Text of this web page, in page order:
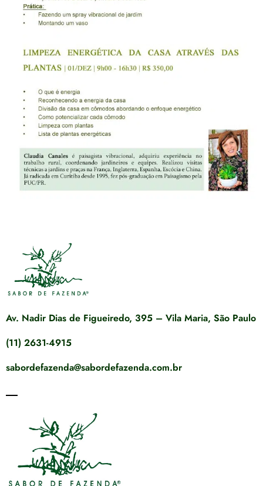
Av. Nadir Dias de Figueiredo, 395 – Vila Maria, São Paulo
(11) 2631-4915
sabordefazenda@sabordefazenda.com.br